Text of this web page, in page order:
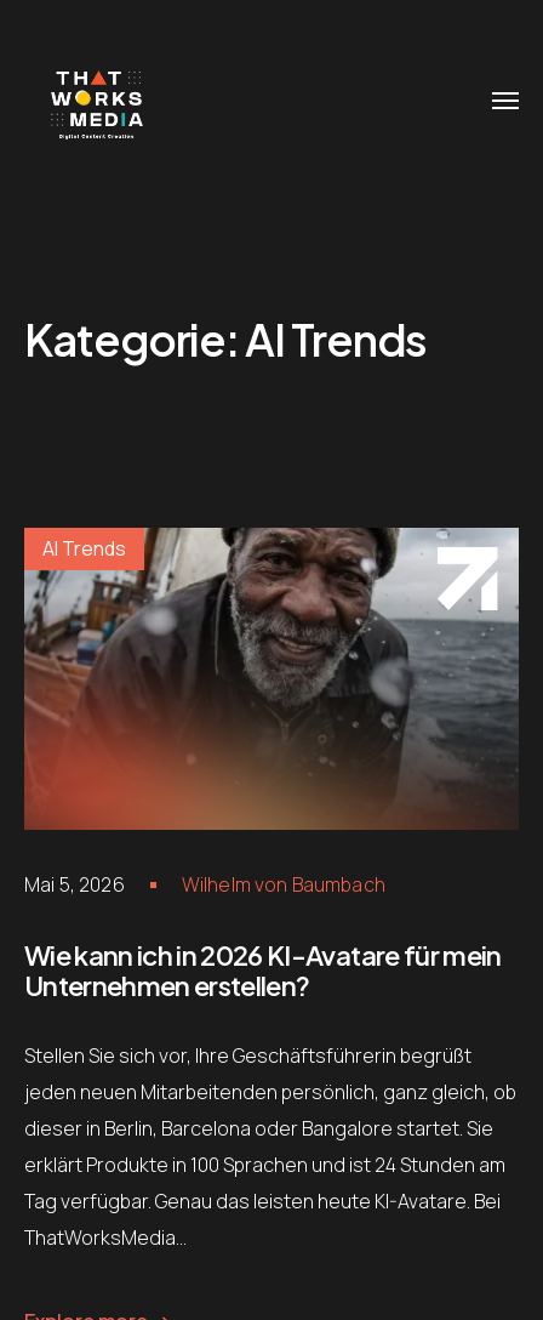
Kategorie:AI Trends
AI Trends
Mai 5, 2026 Wilhelm von Baumbach
Wie kann ich in 2026 KI-Avatare für mein
Unternehmen erstellen?
Stellen Sie sich vor, Ihre Geschäftsführerin begrüßt
jeden neuen Mitarbeitenden persönlich, ganz gleich, ob
dieser in Berlin, Barcelona oder Bangalore startet. Sie
erklärt Produkte in 100 Sprachen und ist 24 Stunden am
Tag verfügbar. Genau das leisten heute KI-Avatare. Bei
ThatWorksMedia…